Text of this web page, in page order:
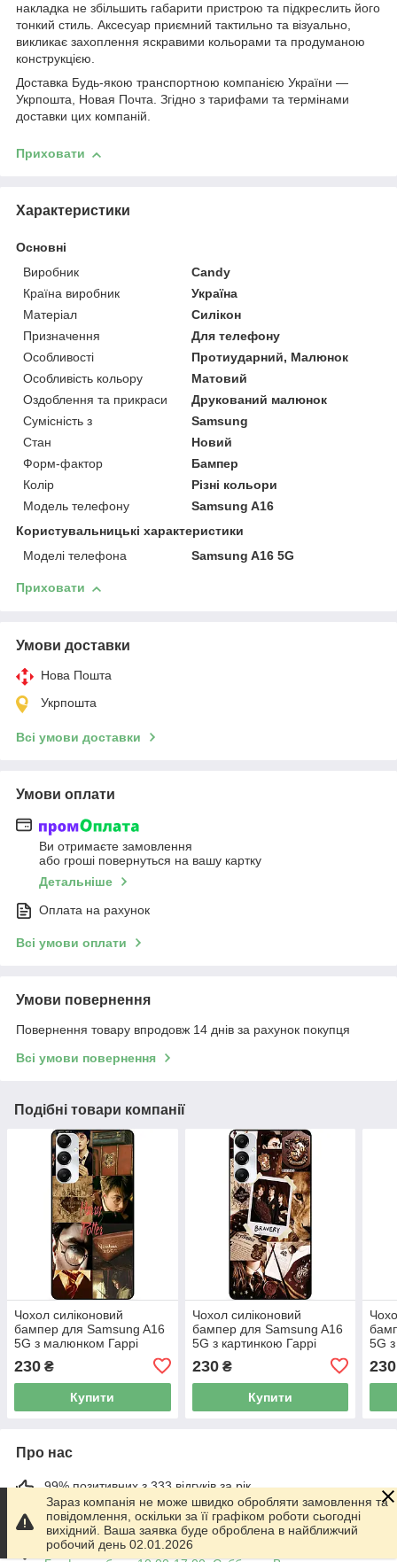
накладка не збільшить габарити пристрою та підкреслить його
тонкий стиль. Аксесуар приємний тактильно та візуально,
викликає захоплення яскравими кольорами та продуманою
конструкцією.
Доставка Будь-якою транспортною компанією України —
Укрпошта, Новая Почта. Згідно з тарифами та термінами
доставки цих компаній.
Приховати
Характеристики
Основні
Виробник
Candy
Країна виробник
Україна
Матеріал
Силікон
Призначення
Для телефону
Особливості
Протиударний, Малюнок
Особливість кольору
Матовий
Оздоблення та прикраси
Друкований малюнок
Сумісність з
Samsung
Стан
Новий
Форм-фактор
Бампер
Колір
Різні кольори
Модель телефону
Samsung A16
Користувальницькі характеристики
Моделі телефона
Samsung A16 5G
Приховати
Умови доставки
Нова Пошта
Укрпошта
Всі умови доставки
Умови оплати
Ви отримаєте замовлення
або гроші повернуться на вашу картку
Детальніше
Оплата на рахунок
Всі умови оплати
Умови повернення
Повернення товару впродовж 14 днів за рахунок покупця
Всі умови повернення
Подібні товари компанії
Чохол силіконовий
бампер для Samsung A16
5G з малюнком Гаррі
230 ₴
Купити
Чохол силіконовий
бампер для Samsung A16
5G з картинкою Гаррі
230₴
Купити
5G
230
Про нас
99% позитивних з 333 відгуків за рік
Працює з 01.06.2014
м. Харків
Зараз компанія не може швидко обробляти замовлення та
повідомлення, оскільки за її графіком роботи сьогодні
вихідний. Ваша заявка буде оброблена в найближчий
робочий день 02.01.2026